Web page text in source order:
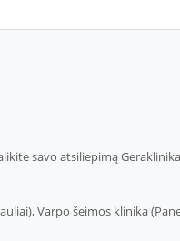
savo atsiliepimą
Varpo šeimos klinika